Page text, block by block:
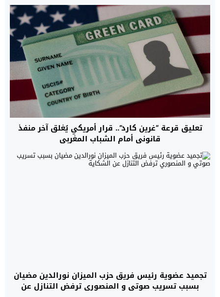
تعليق قرعة “غرين كارد”.. قرار أمريكي يُغلق آخر منفذ
قانوني أمام الشباب المغربي
تجميد عضوية رئيس فريق حزب الميزان نورالدين مضيان
بسبب تسريب صوتي و المنصوري ترفض التنازل عن